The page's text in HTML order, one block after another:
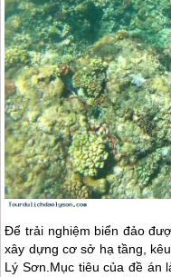
Để trải nghiệm biển đảo
xây dựng cơ sở hạ tầng,
Lý Sơn.Mục tiêu của đề án